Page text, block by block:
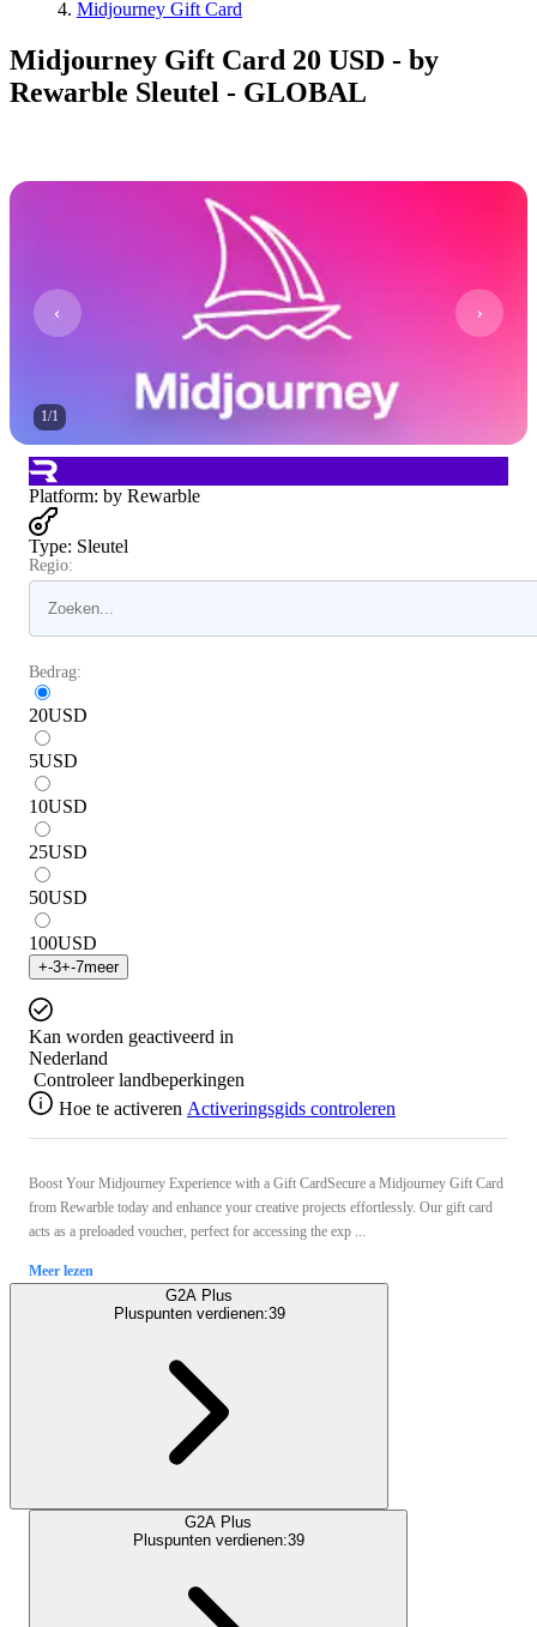
Midjourney Gift Card
Midjourney Gift Card 20 USD - by
Rewarble Sleutel - GLOBAL
1/1
Platform: by Rewarble
Type: Sleutel
Regio:
Bedrag:
20USD
5USD
10USD
25USD
50USD
100USD
+-3+-7meer
Kan worden geactiveerd in
Nederland
Controleer landbeperkingen
Hoe te activeren Activeringsgids controleren
Boost Your Midjourney Experience with a Gift CardSecure a Midjourney Gift Card
from Rewarble today and enhance your creative projects effortlessly. Our gift card
acts as a preloaded voucher, perfect for accessing the exp ...
Meer lezen
G2A Plus
Pluspunten verdienen:39
G2A Plus
Pluspunten verdienen:39